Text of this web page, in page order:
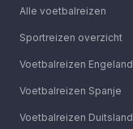
Alle voetbalreizen
Sportreizen overzicht
Voetbalreizen Engeland
Voetbalreizen Spanje
Voetbalreizen Duitsland